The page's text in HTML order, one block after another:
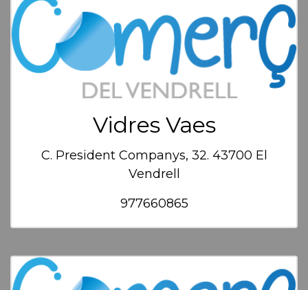
Vidres Vaes
C. President Companys, 32. 43700 El
Vendrell
977660865